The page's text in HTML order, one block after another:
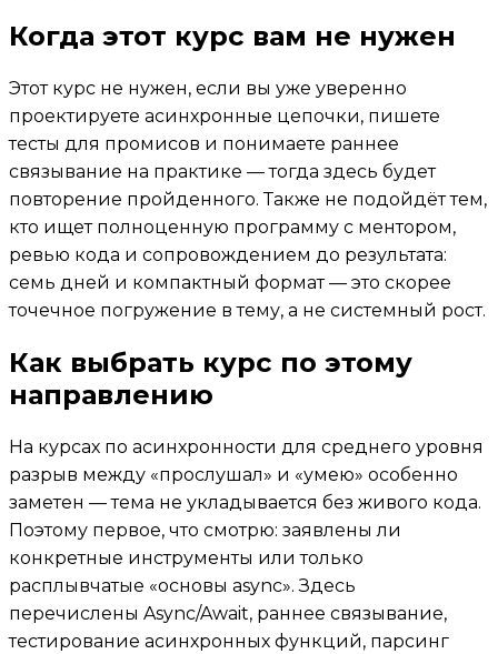
Когда этот курс вам не нужен
Этот курс не нужен, если вы уже уверенно
проектируете асинхронные цепочки, пишете
тесты для промисов и понимаете раннее
связывание на практике — тогда здесь будет
повторение пройденного. Также не подойдёт тем,
кто ищет полноценную программу с ментором,
ревью кода и сопровождением до результата:
семь дней и компактный формат — это скорее
точечное погружение в тему, а не системный рост.
Как выбрать курс по этому
направлению
На курсах по асинхронности для среднего уровня
разрыв между «прослушал» и «умею» особенно
заметен — тема не укладывается без живого кода.
Поэтому первое, что смотрю: заявлены ли
конкретные инструменты или только
расплывчатые «основы async». Здесь
перечислены Async/Await, раннее связывание,
тестирование асинхронных функций, парсинг